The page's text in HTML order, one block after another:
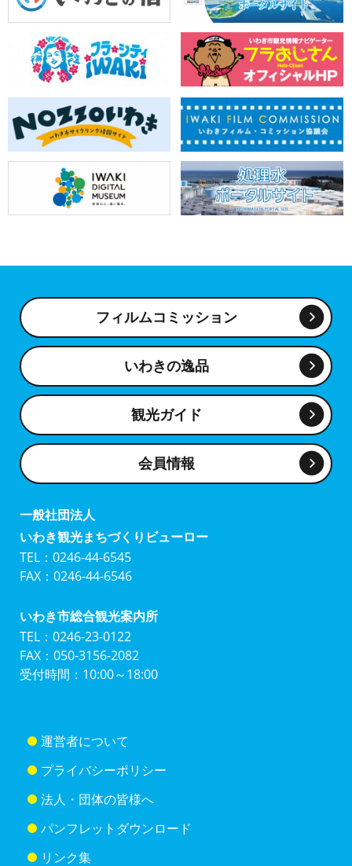
フィルムコミッション
いわきの逸品
観光ガイド
会員情報
一般社団法人
いわき観光まちづくりビューロー
TEL：0246-44-6545
FAX：0246-44-6546
いわき市総合観光案内所
TEL：0246-23-0122
FAX：050-3156-2082
受付時間：10:00～18:00
運営者について
プライバシーポリシー
法人・団体の皆様へ
パンフレットダウンロード
リンク集